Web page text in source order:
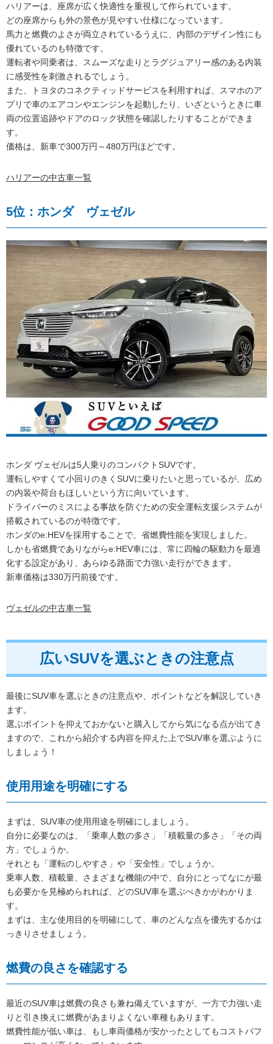
ハリアーは、座席が広く快適性を重視して作られています。
どの座席からも外の景色が見やすい仕様になっています。
馬力と燃費のよさが両立されているうえに、内部のデザイン性にも
優れているのも特徴です。
運転者や同乗者は、スムーズな走りとラグジュアリー感のある内装
に感受性を刺激されるでしょう。
また、トヨタのコネクティッドサービスを利用すれば、スマホのア
プリで車のエアコンやエンジンを起動したり、いざというときに車
両の位置追跡やドアのロック状態を確認したりすることができま
す。
価格は、新車で300万円～480万円ほどです。
ハリアーの中古車一覧
5位：ホンダ ヴェゼル
ホンダ ヴェゼルは5人乗りのコンパクトSUVです。
運転しやすくて小回りのきくSUVに乗りたいと思っているが、広め
の内装や荷台もほしいという方に向いています。
ドライバーのミスによる事故を防ぐための安全運転支援システムが
搭載されているのが特徴です。
ホンダのe:HEVを採用することで、省燃費性能を実現しました。
しかも省燃費でありながらe:HEV車には、常に四輪の駆動力を最適
化する設定があり、あらゆる路面で力強い走行ができます。
新車価格は330万円前後です。
ヴェゼルの中古車一覧
広いSUVを選ぶときの注意点
最後にSUV車を選ぶときの注意点や、ポイントなどを解説していき
ます。
選ぶポイントを抑えておかないと購入してから気になる点が出てき
ますので、これから紹介する内容を抑えた上でSUV車を選ぶように
しましょう！
使用用途を明確にする
まずは、SUV車の使用用途を明確にしましょう。
自分に必要なのは、「乗車人数の多さ」「積載量の多さ」「その両
方」でしょうか。
それとも「運転のしやすさ」や「安全性」でしょうか。
乗車人数、積載量、さまざまな機能の中で、自分にとってなにが最
も必要かを見極められれば、どのSUV車を選ぶべきかがわかりま
す。
まずは、主な使用目的を明確にして、車のどんな点を優先するかは
っきりさせましょう。
燃費の良さを確認する
最近のSUV車は燃費の良さも兼ね備えていますが、一方で力強い走
りと引き換えに燃費があまりよくない車種もあります。
燃費性能が低い車は、もし車両価格が安かったとしてもコストパフ